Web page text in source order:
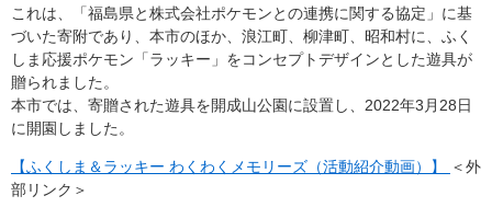
これは、「福島県と株式会社ポケモンとの連携に関する協定」に基
づいた寄附であり、本市のほか、浪江町、柳津町、昭和村に、ふく
しま応援ポケモン「ラッキー」をコンセプトデザインとした遊具が
贈られました。
本市では、寄贈された遊具を開成山公園に設置し、2022年3月28日
に開園しました。
【ふくしま＆ラッキー わくわくメモリーズ（活動紹介動画）】
＜外
部リンク＞